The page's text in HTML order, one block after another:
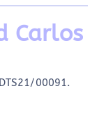
Carlos
00091.